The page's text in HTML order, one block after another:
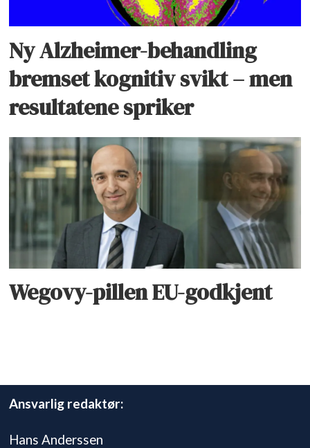
Ny Alzheimer-behandling
bremset kognitiv svikt – men
resultatene spriker
Wegovy-pillen EU-godkjent
Ansvarlig redaktør:
Hans Anderssen